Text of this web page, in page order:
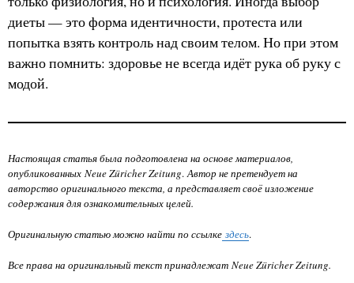
диеты — это форма идентичности, протеста или
попытка взять контроль над своим телом. Но при этом
важно помнить: здоровье не всегда идёт рука об руку с
модой.
Настоящая статья была подготовлена на основе материалов,
опубликованных Neue Züricher Zeitung.Автор не претендует на
авторство оригинального текста, а представляет своё изложение
содержания для ознакомительных целей.
Оригинальную статью можно найти по ссылке здесь.
Все права на оригинальный текст принадлежат Neue Züricher Zeitung.